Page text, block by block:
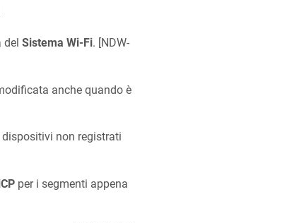
Sistema Wi‑Fi. [NDW-
anche quando è
dispositivi non registrati
per i segmenti appena